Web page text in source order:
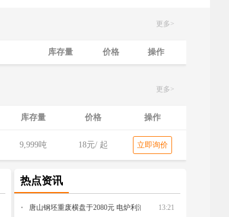
更多>
库存量 价格 操作
更多>
库存量 价格 操作
9,999吨 18元/ 起 立即询价
热点资讯
唐山钢坯重废横盘于2080元 电炉利润与成材需求定调方向
13:21